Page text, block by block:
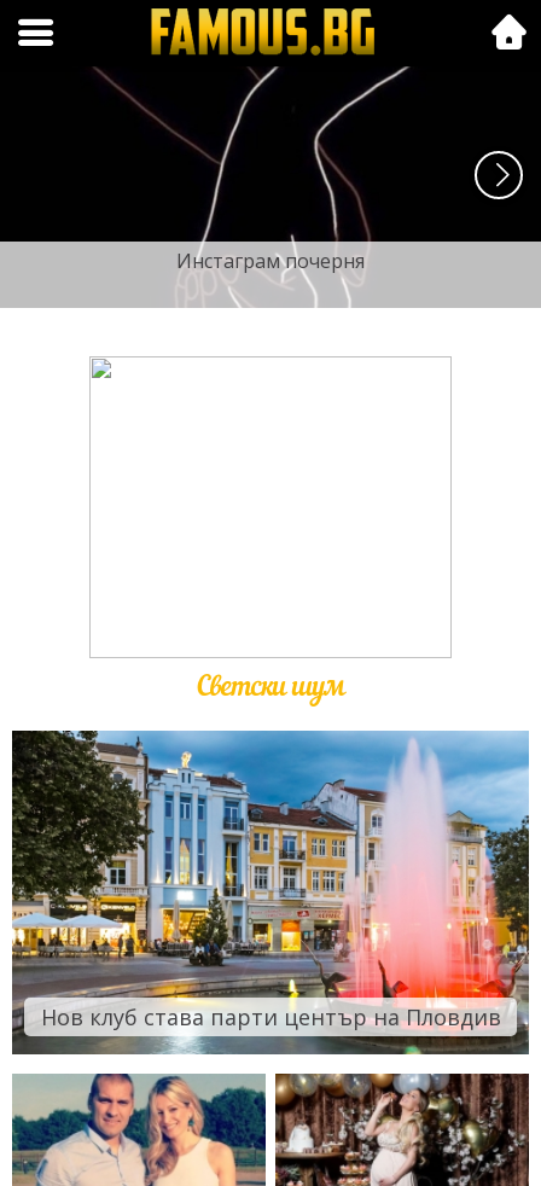
Folk.bg
Инстаграм почерня
Светски шум
Нов клуб става парти център на Пловдив